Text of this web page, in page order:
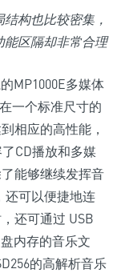
构也比较密集，
能区隔却非常合理
MP1000E多媒体
一个标准尺寸的
相应的高性能，
CD播放和多媒
能够继续发挥音
还可以便捷地连
还可通过 USB
内存的音乐文
的高解析音乐